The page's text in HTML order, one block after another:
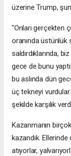
üzerine Trump,
"Onları gerçekten
oranında üstünlük
saldırdıklarında,
gece de bunu
bu aslında dün
üç tekneyi
şekilde karşılık
Kazanmanın
kazandık.
atıyorlar,